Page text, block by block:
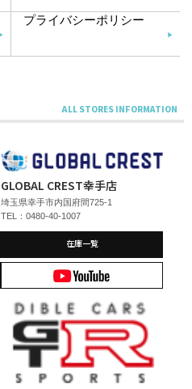
プライバシーポリシー
GLOBAL CREST幸手店
埼玉県幸手市内国府間725-1
TEL：0480-40-1007
在庫一覧